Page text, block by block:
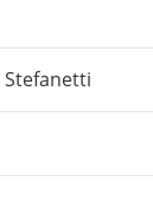
Stefanetti